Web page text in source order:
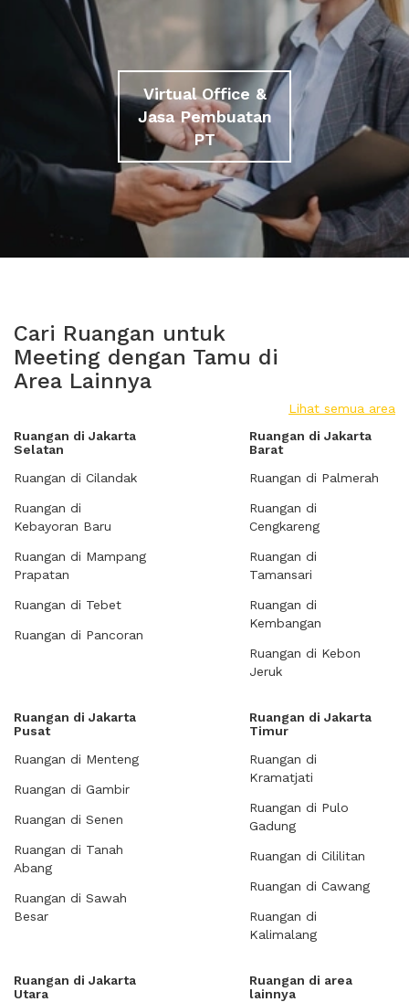
Virtual Office &
Jasa Pembuatan
PT
Cari Ruangan untuk
Meeting dengan Tamu di
Area Lainnya
Lihat semua area
Ruangan di Jakarta
Selatan
Ruangan di Cilandak
Ruangan di
Kebayoran Baru
Ruangan di Mampang
Prapatan
Ruangan di Tebet
Ruangan di Pancoran
Ruangan di Jakarta
Barat
Ruangan di Palmerah
Ruangan di
Cengkareng
Ruangan di
Tamansari
Ruangan di
Kembangan
Ruangan di Kebon
Jeruk
Ruangan di Jakarta
Pusat
Ruangan di Menteng
Ruangan di Gambir
Ruangan di Senen
Ruangan di Tanah
Abang
Ruangan di Sawah
Besar
Ruangan di Jakarta
Timur
Ruangan di
Kramatjati
Ruangan di Pulo
Gadung
Ruangan di Cililitan
Ruangan di Cawang
Ruangan di
Kalimalang
Ruangan di Jakarta
Utara
Ruangan di area
lainnya